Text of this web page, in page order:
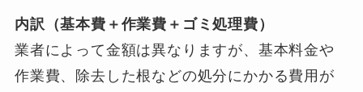
内訳（基本費＋作業費＋ゴミ処理費）
業者によって金額は異なりますが、基本料金や
作業費、除去した根などの処分にかかる費用が